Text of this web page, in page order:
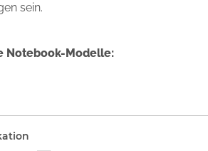
sein.
Notebook-Modelle: